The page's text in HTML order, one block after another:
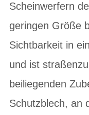
Scheinwerfern
geringen Größe
Sichtbarkeit in
und ist
beiliegenden
Schutzblech, an